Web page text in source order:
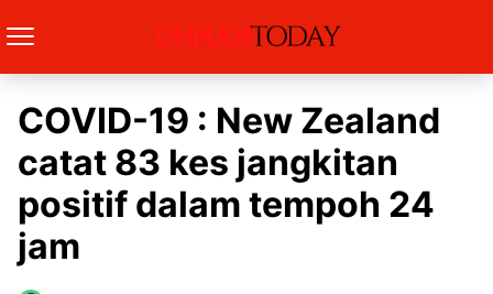
COVID-19 : New Zealand
catat 83 kes jangkitan
positif dalam tempoh 24
jam